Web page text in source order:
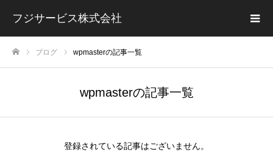
フジサービス株式会社
ブログ wpmasterの記事一覧
wpmasterの記事一覧
登録されている記事はございません。